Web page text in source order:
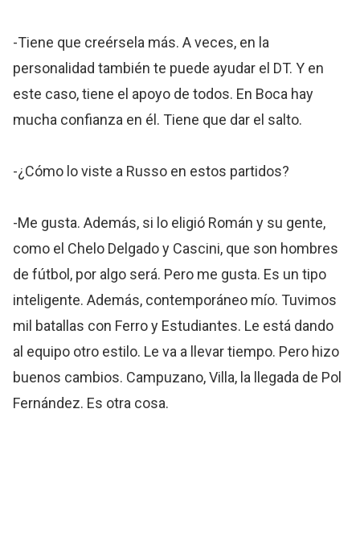
-Tiene que creérsela más. A veces, en la
personalidad también te puede ayudar el DT. Y en
este caso, tiene el apoyo de todos. En Boca hay
mucha confianza en él. Tiene que dar el salto.
-¿Cómo lo viste a Russo en estos partidos?
-Me gusta. Además, si lo eligió Román y su gente,
como el Chelo Delgado y Cascini, que son hombres
de fútbol, por algo será. Pero me gusta. Es un tipo
inteligente. Además, contemporáneo mío. Tuvimos
mil batallas con Ferro y Estudiantes. Le está dando
al equipo otro estilo. Le va a llevar tiempo. Pero hizo
buenos cambios. Campuzano, Villa, la llegada de Pol
Fernández. Es otra cosa.